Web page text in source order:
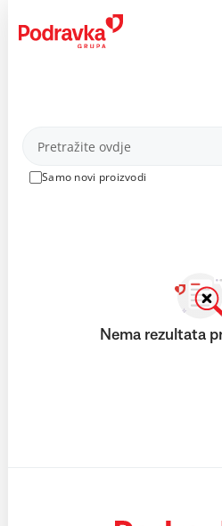
content
Proizvodi
Samo novi proizvodi
Nema rezultata